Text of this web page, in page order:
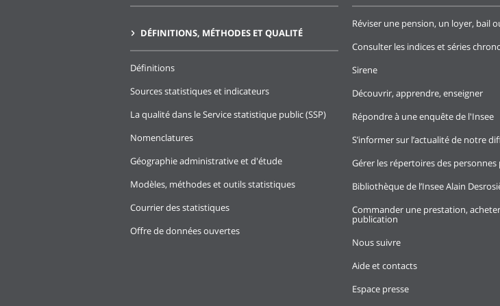
DÉFINITIONS, MÉTHODES ET QUALITÉ
Définitions
Sources statistiques et indicateurs
La qualité dans le Service statistique public (SSP)
Nomenclatures
Géographie administrative et d'étude
Modèles, méthodes et outils statistiques
Courrier des statistiques
Offre de données ouvertes
Réviser une pension, un loyer, bail
Consulter les indices et séries
Sirene
Découvrir, apprendre, enseigner
Répondre à une enquête de l'Insee
S’informer sur l’actualité de notre
Gérer les répertoires des personnes
Bibliothèque de l’Insee Alain
Commander une prestation,
publication
Nous suivre
Aide et contacts
Espace presse